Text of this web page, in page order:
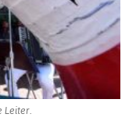
Leiter.